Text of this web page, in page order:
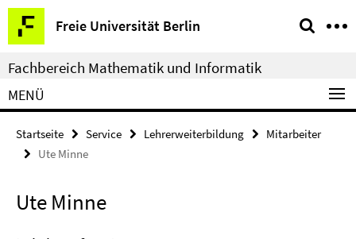
Springe
direkt
zu
Inhalt
Freie Universität Berlin
Service-
Navigation
Fachbereich Mathematik und Informatik
MENÜ
Startseite Service Lehrerweiterbildung
Mitarbeiter
Ute Minne
Ute Minne